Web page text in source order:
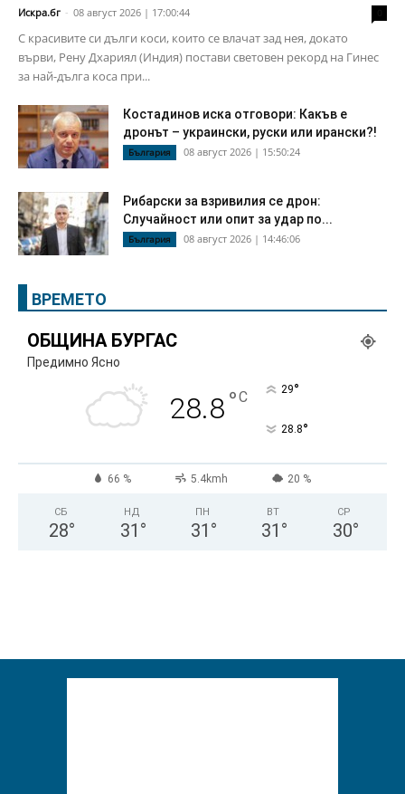
Искра.бг - 08 август 2026 | 17:00:44
С красивите си дълги коси, които се влачат зад нея, докато
върви, Рену Дхариял (Индия) постави световен рекорд на Гинес
за най-дълга коса при...
Костадинов иска отговори: Какъв е
дронът – украински, руски или ирански?!
България 08 август 2026 | 15:50:24
Рибарски за взривилия се дрон:
Случайност или опит за удар по...
България 08 август 2026 | 14:46:06
ВРЕМЕТО
ОБЩИНА БУРГАС
Предимно Ясно
28.8°C 29°
28.8°
66 % 5.4kmh 20 %
СБ
28°
НД
31 °
ПН
31 °
ВТ
31 °
СР
30°